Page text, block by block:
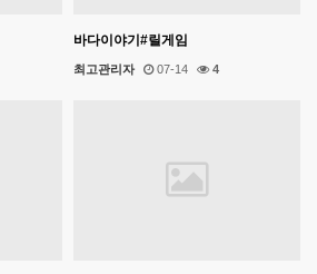
바다이야기#릴게임
최고관리자 07-14 4